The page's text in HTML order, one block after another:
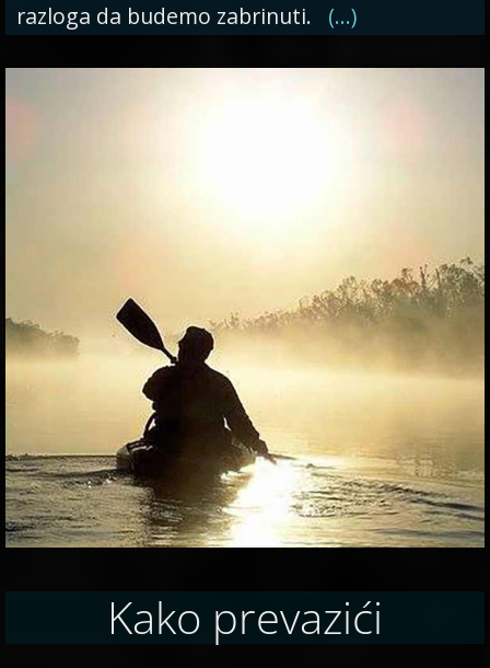
razloga da budemo zabrinuti.
(…)
Kako prevazići